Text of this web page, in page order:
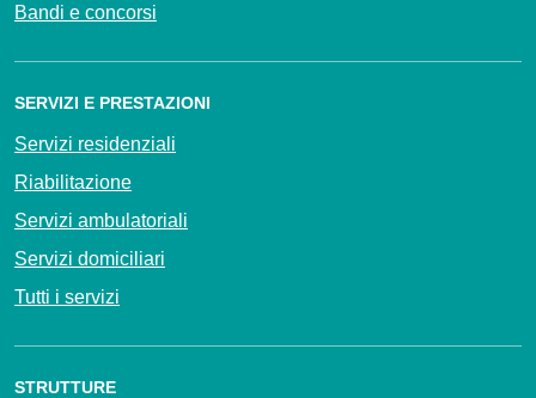
Bandi e concorsi
SERVIZI E PRESTAZIONI
Servizi residenziali
Riabilitazione
Servizi ambulatoriali
Servizi domiciliari
Tutti i servizi
STRUTTURE